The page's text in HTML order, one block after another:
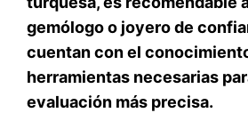
gemólogo o joyero de
cuentan con el
herramientas necesarias
evaluación más precisa.